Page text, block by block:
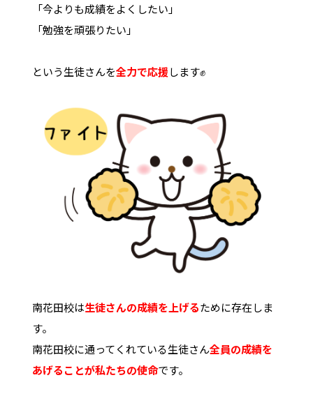
「今よりも成績をよくしたい」
「勉強を頑張りたい」
という生徒さんを全力で応援します✊
南花田校は生徒さんの成績を上げるために存在しま
す。
南花田校に通ってくれている生徒さん全員の成績を
あげることが私たちの使命です。